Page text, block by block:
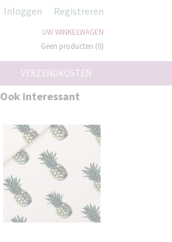
Inloggen Registreren
UW WINKELWAGEN
Geen producten (0)
VERZENDKOSTEN
Ook interessant